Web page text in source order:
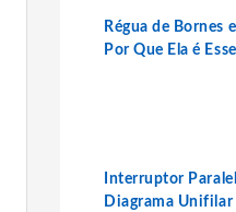
Régua de Bornes
Por Que Ela é
Interruptor
Diagrama Unifilar